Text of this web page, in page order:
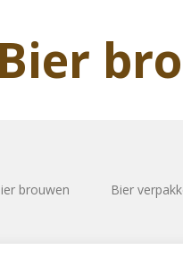
Bier
brouwen Bier